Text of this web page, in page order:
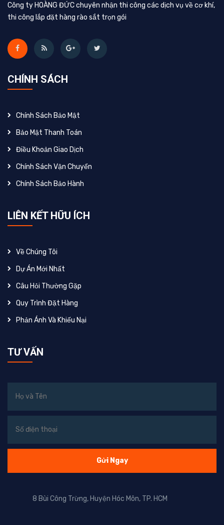
Công ty HOÀNG ĐỨC chuyên nhận thi công các dịch vụ về cơ khí,
thi công lắp đặt hàng rào sắt trọn gói
CHÍNH SÁCH
Chính Sách Bảo Mật
Bảo Mật Thanh Toán
Điều Khoản Giao Dịch
Chính Sách Vận Chuyển
Chính Sách Bảo Hành
LIÊN KẾT HỮU ÍCH
Về Chúng Tôi
Dự Án Mới Nhất
Câu Hỏi Thường Gặp
Quy Trình Đặt Hàng
Phản Ánh Và Khiếu Nại
TƯ VẤN
8 Bùi Công Trừng, Huyện Hóc Môn, TP. HCM